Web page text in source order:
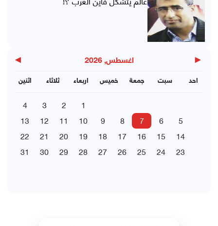
◀ اغسطس, 2026 ▶
اثنين ثلاثاء اربعاء خميس جمعة سبت احد
1
2
3
4
5
6
7
8
9
10
11
12
13
14
15
16
17
18
19
20
21
22
23
24
25
26
27
28
29
30
31